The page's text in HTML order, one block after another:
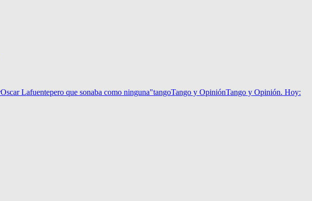
Oscar Lafuentepero que sonaba como ninguna"tangoTango y OpiniónTango y Opinión. Hoy: